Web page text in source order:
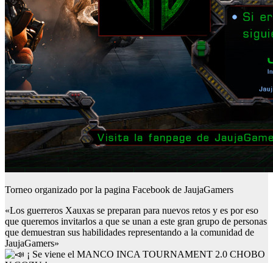
Torneo organizado por la pagina Facebook de JaujaGamers
«Los guerreros Xauxas se preparan para nuevos retos y es por eso
que queremos invitarlos a que se unan a este gran grupo de personas
que demuestran sus habilidades representando a la comunidad de
JaujaGamers»
¡ Se viene el MANCO INCA TOURNAMENT 2.0 CHOBO